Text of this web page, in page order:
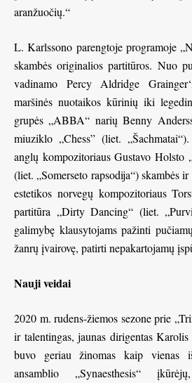
aranžuočių.“
L. Karlssono parengtoje programoje
skambės originalios partitūros. Nuo
vadinamo Percy Aldridge
maršinės nuotaikos kūrinių iki
grupės „ABBA“ narių Benny
miuziklo „Chess” (liet.
anglų kompozitoriaus Gustavo Holsto
(liet. „Somerseto rapsodija“) skambės
estetikos norvegų kompozitoriaus
partitūra „Dirty Dancing“ (liet.
galimybę klausytojams pažinti
žanrų įvairovę, patirti nepakartojamų
Nauji veidai
2020 m. rudens-žiemos sezone prie
ir talentingas, jaunas dirigentas
buvo geriau žinomas kaip vienas
ansamblio „Synaesthesis“